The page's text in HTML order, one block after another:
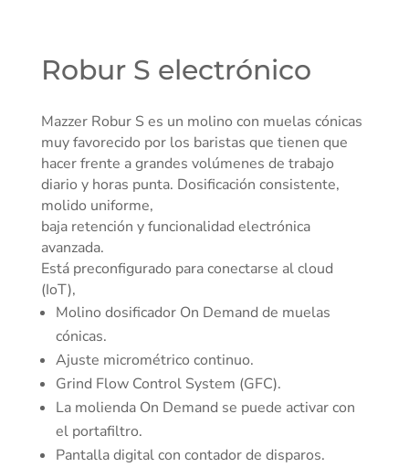
Robur S electrónico
Mazzer Robur S es un molino con muelas cónicas
muy favorecido por los baristas que tienen que
hacer frente a grandes volúmenes de trabajo
diario y horas punta. Dosificación consistente,
molido uniforme,
baja retención y funcionalidad electrónica
avanzada.
Está preconfigurado para conectarse al cloud
(IoT),
Molino dosificador On Demand de muelas
cónicas.
Ajuste micrométrico continuo.
Grind Flow Control System (GFC).
La molienda On Demand se puede activar con
el portafiltro.
Pantalla digital con contador de disparos.